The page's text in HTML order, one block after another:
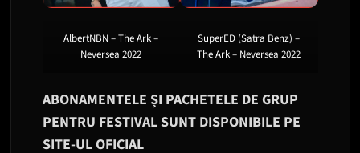
AlbertNBN – The Ark –
Neversea 2022
SuperED (Satra Benz) –
The Ark – Neversea 2022
ABONAMENTELE ȘI PACHETELE DE GRUP
PENTRU FESTIVAL SUNT DISPONIBILE PE
SITE-UL OFICIAL